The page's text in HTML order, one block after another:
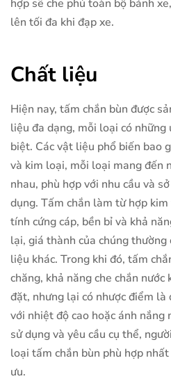
hợp sẽ che phủ toàn bộ bánh
lên tối đa khi đạp xe.
Chất liệu
Hiện nay, tấm chắn bùn được
liệu đa dạng, mỗi loại có
biệt. Các vật liệu phổ biến bao
và kim loại, mỗi loại mang đến
nhau, phù hợp với nhu cầu và
dụng. Tấm chắn làm từ hợp
tính cứng cáp, bền bỉ và khả
lại, giá thành của chúng
liệu khác. Trong khi đó, tấm
chăng, khả năng che chắn
đặt, nhưng lại có nhược điểm
với nhiệt độ cao hoặc ánh nắng
sử dụng và yêu cầu cụ thể,
loại tấm chắn bùn phù hợp
ưu.